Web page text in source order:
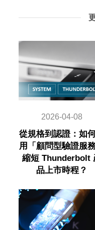
2026-04-08
從規格到認證：如
用「顧問型驗證服務
縮短 Thunderbolt
品上市時程？